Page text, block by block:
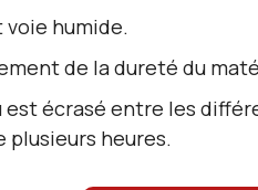
voie humide.
de la dureté du
écrasé entre les
plusieurs heures.